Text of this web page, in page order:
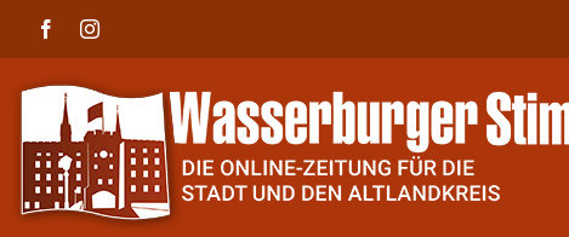
FacebookInstagram